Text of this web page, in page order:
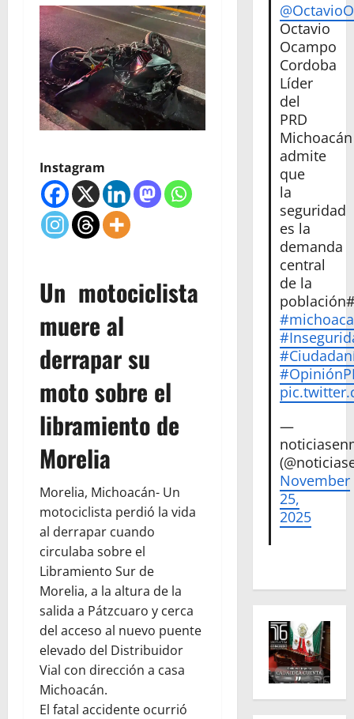
Instagram
Un motociclista
muere al
derrapar su
moto sobre el
libramiento de
Morelia
Morelia, Michoacán- Un
motociclista perdió la vida
al derrapar cuando
circulaba sobre el
Libramiento Sur de
Morelia, a la altura de la
salida a Pátzcuaro y cerca
del acceso al nuevo puente
elevado del Distribuidor
Vial con dirección a casa
Michoacán.
El fatal accidente ocurrió
Octavio
Ocampo
Cordoba
Líder
del
PRD
Michoacán
admite
que
la
seguridad
es la
demanda
central
de la
—
November
25,
2025